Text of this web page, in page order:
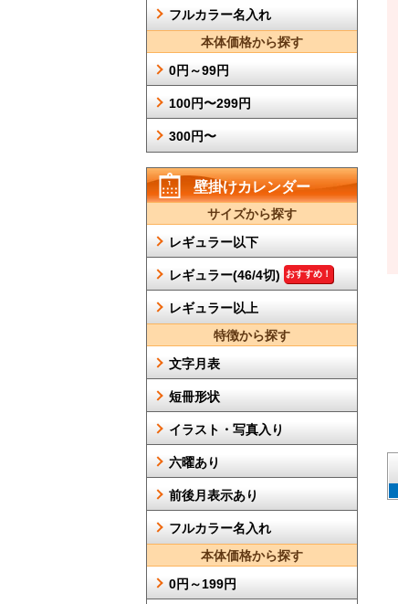
フルカラー名入れ
本体価格から探す
0円～99円
100円〜299円
300円〜
壁掛けカレンダー
サイズから探す
レギュラー以下
レギュラー(46/4切) おすすめ！
レギュラー以上
特徴から探す
文字月表
短冊形状
イラスト・写真入り
六曜あり
前後月表示あり
フルカラー名入れ
本体価格から探す
0円～199円